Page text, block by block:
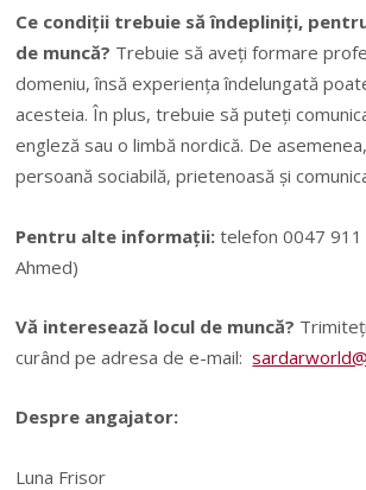
Ce condiții trebuie să îndepliniți,
de muncă? Trebuie să aveți formare
domeniu, însă experiența îndelungată
acesteia. În plus, trebuie să puteți
engleză sau o limbă nordică. De
persoană sociabilă, prietenoasă și
Pentru alte informații: telefon 0047
Ahmed)
Vă interesează locul de muncă?
curând pe adresa de e-mail:
Despre angajator:
Luna Frisor